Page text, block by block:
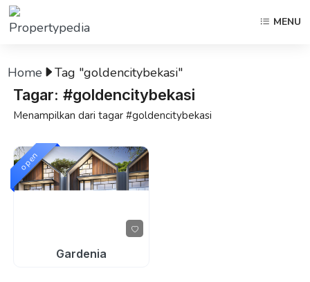
MENU
Home Tag "goldencitybekasi"
Tagar: #goldencitybekasi
Menampilkan dari tagar #goldencitybekasi
open
Gardenia